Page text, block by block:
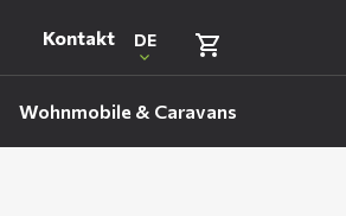
Kontakt
DE
Wohnmobile & Caravans